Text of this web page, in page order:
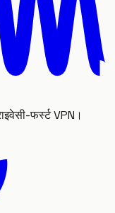
फर्स्ट VPN।